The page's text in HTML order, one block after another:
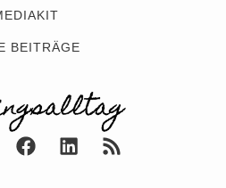
BEITRÄGE